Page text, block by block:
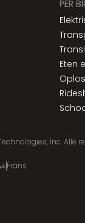
PER
Eten
Inc. Alle
Frans